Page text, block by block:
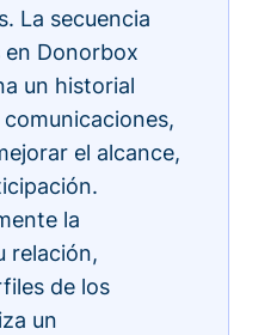
La secuencia
Donorbox
un historial
el alcance,
la
relación,
de los
un